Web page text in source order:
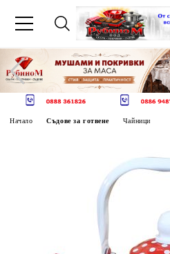
Начало Съдове за готвене Чайници